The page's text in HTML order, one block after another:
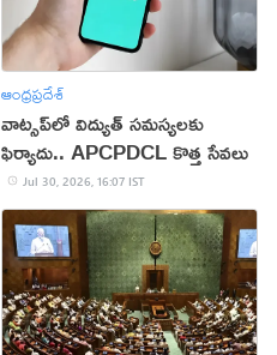
ఆంధ్రప్రదేశ్
వాట్సప్‌లో విద్యుత్ సమస్యలకు
ఫిర్యాదు.. APCPDCL కొత్త సేవలు
Jul 30, 2026, 16:07 IST